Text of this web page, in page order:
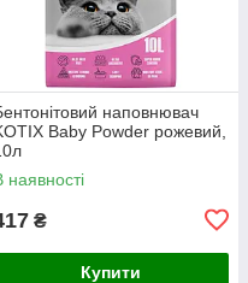
наповнювач
Baby Powder рожевий,
наявності
₴
Купити